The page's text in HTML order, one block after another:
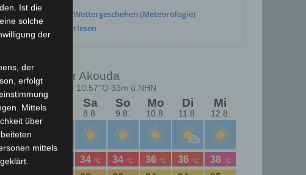
Wettergeschehen (Meteorologie)
Weiterlesen
Ist die
solche
der
der
erfolgt
Mittels
über
mittels